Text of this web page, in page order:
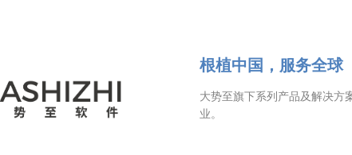
根植中国，服务全球
大势至旗下系列产品及解决方
业。